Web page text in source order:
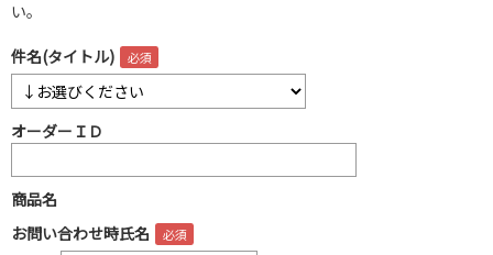
い。
件名(タイトル)
オーダーＩＤ
商品名
お問い合わせ時氏名